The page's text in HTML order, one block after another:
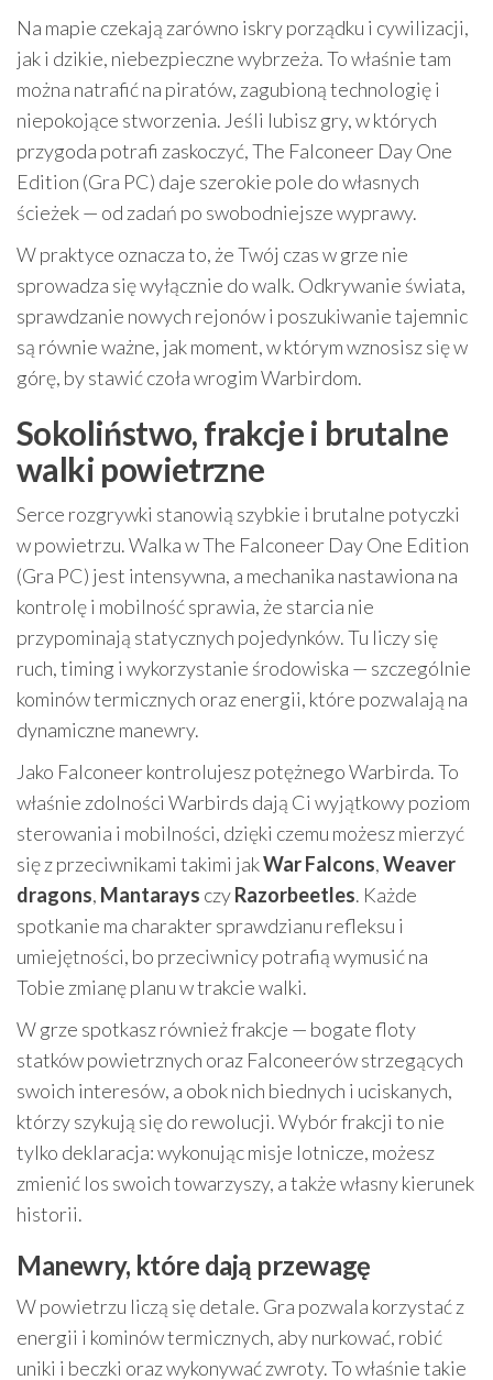
Na mapie czekają zarówno iskry porządku i cywilizacji,
jak i dzikie, niebezpieczne wybrzeża. To właśnie tam
można natrafić na piratów, zagubioną technologię i
niepokojące stworzenia. Jeśli lubisz gry, w których
przygoda potrafi zaskoczyć, The Falconeer Day One
Edition (Gra PC) daje szerokie pole do własnych
ścieżek — od zadań po swobodniejsze wyprawy.
W praktyce oznacza to, że Twój czas w grze nie
sprowadza się wyłącznie do walk. Odkrywanie świata,
sprawdzanie nowych rejonów i poszukiwanie tajemnic
są równie ważne, jak moment, w którym wznosisz się w
górę, by stawić czoła wrogim Warbirdom.
Sokoliństwo, frakcje i brutalne
walki powietrzne
Serce rozgrywki stanowią szybkie i brutalne potyczki
w powietrzu. Walka w The Falconeer Day One Edition
(Gra PC) jest intensywna, a mechanika nastawiona na
kontrolę i mobilność sprawia, że starcia nie
przypominają statycznych pojedynków. Tu liczy się
ruch, timing i wykorzystanie środowiska — szczególnie
kominów termicznych oraz energii, które pozwalają na
dynamiczne manewry.
Jako Falconeer kontrolujesz potężnego Warbirda. To
właśnie zdolności Warbirds dają Ci wyjątkowy poziom
sterowania i mobilności, dzięki czemu możesz mierzyć
się z przeciwnikami takimi jakWar Falcons,Weaver
dragons, Mantarays czyRazorbeetles. Każde
spotkanie ma charakter sprawdzianu refleksu i
umiejętności, bo przeciwnicy potrafią wymusić na
Tobie zmianę planu w trakcie walki.
W grze spotkasz również frakcje — bogate floty
statków powietrznych oraz Falconeerów strzegących
swoich interesów, a obok nich biednych i uciskanych,
którzy szykują się do rewolucji. Wybór frakcji to nie
tylko deklaracja: wykonując misje lotnicze, możesz
zmienić los swoich towarzyszy, a także własny kierunek
historii.
Manewry, które dają przewagę
W powietrzu liczą się detale. Gra pozwala korzystać z
energii i kominów termicznych, aby nurkować, robić
uniki i beczki oraz wykonywać zwroty. To właśnie takie